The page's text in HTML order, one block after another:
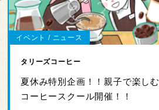
イベント / ニュース
タリーズコーヒー
夏休み特別企画！！親子で楽しむ
コーヒースクール開催！！